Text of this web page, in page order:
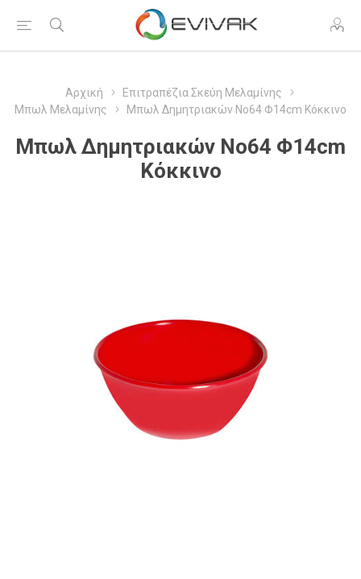
Αρχική
Επιτραπέζια Σκεύη Μελαμίνης
Μπωλ Μελαμίνης
Μπωλ Δημητριακών Νο64 Φ14cm Κόκκινο
Μπωλ Δημητριακών Νο64 Φ14cm
Κόκκινο